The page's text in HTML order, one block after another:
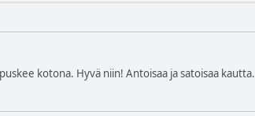
kotona. Hyvä niin! Antoisaa ja satoisaa kautta.